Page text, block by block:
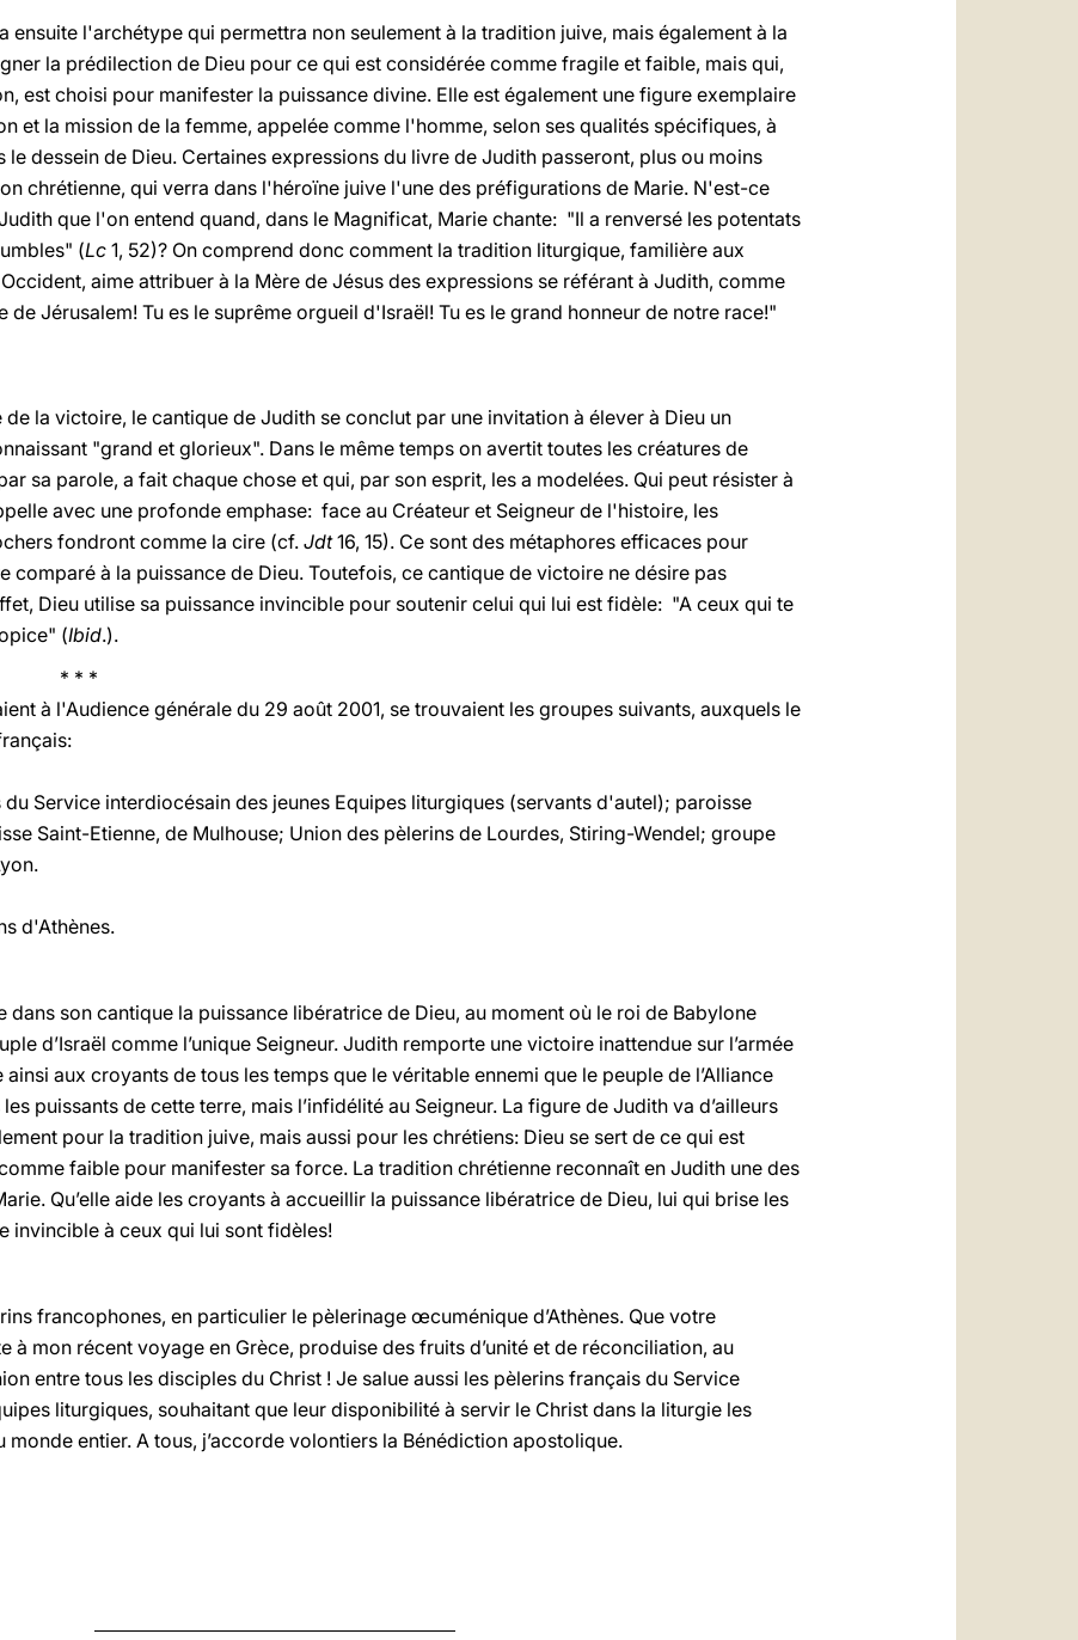
ensuite l'archétype qui permettra non seulement à la tradition juive, mais également à la
la prédilection de Dieu pour ce qui est considérée comme fragile et faible, mais qui,
est choisi pour manifester la puissance divine. Elle est également une figure exemplaire
et la mission de la femme, appelée comme l'homme, selon ses qualités spécifiques, à
dessein de Dieu. Certaines expressions du livre de Judith passeront, plus ou moins
chrétienne, qui verra dans l'héroïne juive l'une des préfigurations de Marie. N'est-ce
que l'on entend quand, dans le Magnificat, Marie chante: "Il a renversé les potentats
(Lc 1, 52)? On comprend donc comment la tradition liturgique, familière aux
aime attribuer à la Mère de Jésus des expressions se référant à Judith, comme
de Jérusalem! Tu es le suprême orgueil d'Israël! Tu es le grand honneur de notre race!"
la victoire, le cantique de Judith se conclut par une invitation à élever à Dieu un
"grand et glorieux". Dans le même temps on avertit toutes les créatures de
sa parole, a fait chaque chose et qui, par son esprit, les a modelées. Qui peut résister à
avec une profonde emphase: face au Créateur et Seigneur de l'histoire, les
fondront comme la cire (cf. Jdt16, 15). Ce sont des métaphores efficaces pour
comparé à la puissance de Dieu. Toutefois, ce cantique de victoire ne désire pas
Dieu utilise sa puissance invincible pour soutenir celui qui lui est fidèle: "A ceux qui te
(Ibid.).
*
à l'Audience générale du 29 août 2001, se trouvaient les groupes suivants, auxquels le
Service interdiocésain des jeunes Equipes liturgiques (servants d'autel); paroisse
Saint-Etienne, de Mulhouse; Union des pèlerins de Lourdes, Stiring-Wendel; groupe
d'Athènes.
dans son cantique la puissance libératrice de Dieu, au moment où le roi de Babylone
d’Israël comme l’unique Seigneur. Judith remporte une victoire inattendue sur l’armée
ainsi aux croyants de tous les temps que le véritable ennemi que le peuple de l’Alliance
puissants de cette terre, mais l’infidélité au Seigneur. La figure de Judith va d’ailleurs
pour la tradition juive, mais aussi pour les chrétiens: Dieu se sert de ce qui est
faible pour manifester sa force. La tradition chrétienne reconnaît en Judith une des
Qu’elle aide les croyants à accueillir la puissance libératrice de Dieu, lui qui brise les
invincible à ceux qui lui sont fidèles!
francophones, en particulier le pèlerinage œcuménique d’Athènes. Que votre
à mon récent voyage en Grèce, produise des fruits d’unité et de réconciliation, au
entre tous les disciples du Christ ! Je salue aussi les pèlerins français du Service
liturgiques, souhaitant que leur disponibilité à servir le Christ dans la liturgie les
monde entier. A tous, j’accorde volontiers la Bénédiction apostolique.